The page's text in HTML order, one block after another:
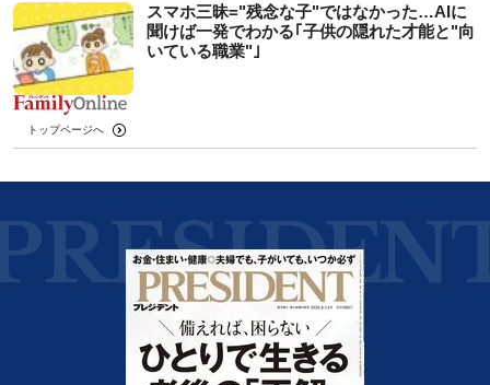
スマホ三昧="残念な子"ではなかった…AIに
聞けば一発でわかる｢子供の隠れた才能と"向
いている職業"｣
トップページへ